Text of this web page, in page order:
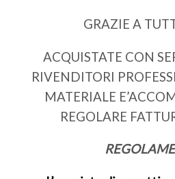
GRAZIE A
ACQUISTATE CON
RIVENDITORI
MATERIALE
REGOLARE